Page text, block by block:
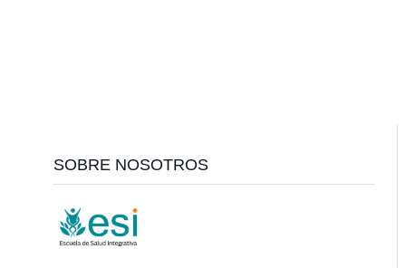
SOBRE NOSOTROS